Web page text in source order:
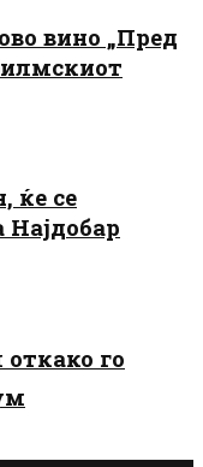
вино „Пред
ќе се
Најдобар
го